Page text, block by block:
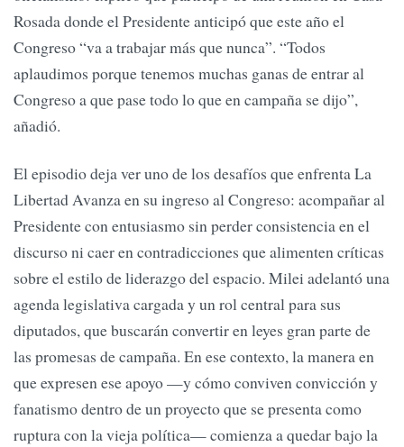
Rosada donde el Presidente anticipó que este año el
Congreso “va a trabajar más que nunca”. “Todos
aplaudimos porque tenemos muchas ganas de entrar al
Congreso a que pase todo lo que en campaña se dijo”,
añadió.
El episodio deja ver uno de los desafíos que enfrenta La
Libertad Avanza en su ingreso al Congreso: acompañar al
Presidente con entusiasmo sin perder consistencia en el
discurso ni caer en contradicciones que alimenten críticas
sobre el estilo de liderazgo del espacio. Milei adelantó una
agenda legislativa cargada y un rol central para sus
diputados, que buscarán convertir en leyes gran parte de
las promesas de campaña. En ese contexto, la manera en
que expresen ese apoyo —y cómo conviven convicción y
fanatismo dentro de un proyecto que se presenta como
ruptura con la vieja política— comienza a quedar bajo la